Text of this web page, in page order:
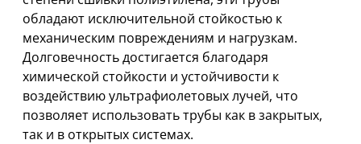
обладают исключительной стойкостью к
механическим повреждениям и нагрузкам.
Долговечность достигается благодаря
химической стойкости и устойчивости к
воздействию ультрафиолетовых лучей, что
позволяет использовать трубы как в закрытых,
так и в открытых системах.